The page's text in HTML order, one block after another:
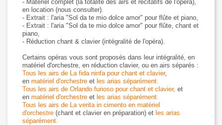
- Matériel complet (la totalité des airs et récitatifs de l'opéra),
en location (nous consulter).
- Extrait : l'aria "Sol da te mio dolce amor" pour flûte et piano,
- Extrait : l'aria "Sol da te mio dolce amor" pour flûte, chant et
piano,
- Réduction chant & clavier (intégralité de l'opéra).
Certains opéras vous sont proposés dans leur intégralité, en
matériel d'orchestre, en réduction clavier, ou en airs séparés :
Tous les airs de La fida ninfa pour chant et clavier,
en matériel d'orchestre et les arias séparément.
Tous les airs de Orlando furioso pour chant et clavier, et
en matériel d'orchestre et les arias séparément.
Tous les airs de La verita in cimento en matériel
d'orchestre (chant et clavier en préparation) et les arias
séparément.